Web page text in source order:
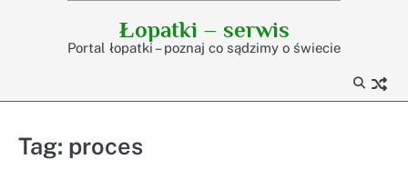
Łopatki – serwis
Portal łopatki – poznaj co sądzimy o świecie
Tag: proces